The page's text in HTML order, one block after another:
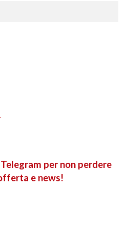
per non perdere
e news!